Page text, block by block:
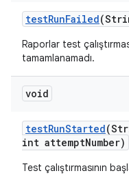
testRunFailed
Raporlar test
tamamlanamadı.
void
testRunStarted
int attemptNumber)
Test çalıştırmasının